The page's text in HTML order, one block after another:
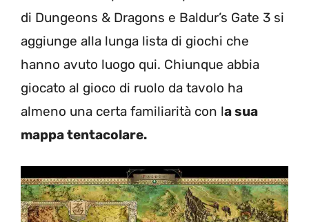
di Dungeons & Dragons e Baldur’s Gate 3 si
aggiunge alla lunga lista di giochi che
hanno avuto luogo qui. Chiunque abbia
giocato al gioco di ruolo da tavolo ha
almeno una certa familiarità con la sua
mappa tentacolare.